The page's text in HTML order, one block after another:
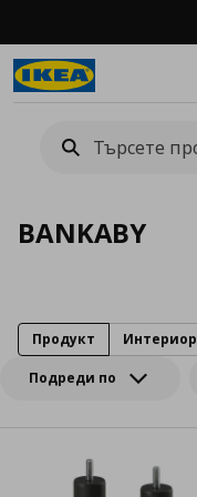
BANKABY
Подреди по
Продукт Интериор